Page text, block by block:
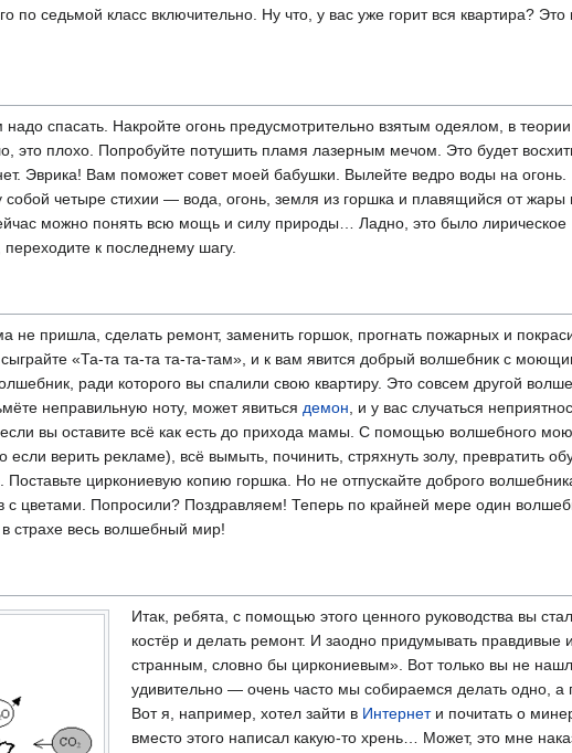
по седьмой класс включительно. Ну что, у вас уже горит вся квартира?
спасать. Накройте огонь предусмотрительно взятым одеялом, в теории
это плохо. Попробуйте потушить пламя лазерным мечом. Это будет
Эврика! Вам поможет совет моей бабушки. Вылейте ведро воды на огонь.
четыре стихии — вода, огонь, земля из горшка и плавящийся от жары
можно понять всю мощь и силу природы… Ладно, это было лирическое
переходите к последнему шагу.
не пришла, сделать ремонт, заменить горшок, прогнать пожарных и
«Та-та та-та та-та-там», и к вам явится добрый волшебник с
ради которого вы спалили свою квартиру. Это совсем другой
неправильную ноту, может явиться демон , и у вас случаться
если вы оставите всё как есть до прихода мамы. С помощью волшебного
если верить рекламе), всё вымыть, починить, стряхнуть золу, превратить
Поставьте циркониевую копию горшка. Но не отпускайте доброго
с цветами. Попросили? Поздравляем! Теперь по крайней мере один
страхе весь волшебный мир!
Итак, ребята, с помощью этого ценного руководства вы
костёр и делать ремонт. И заодно придумывать правдивые
странным, словно бы циркониевым». Вот только вы не
удивительно — очень часто мы собираемся делать одно, а
Вот я, например, хотел зайти в Интернети почитать о
вместо этого написал какую-то хрень… Может, это мне